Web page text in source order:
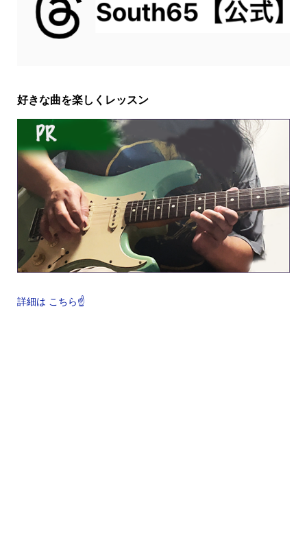
好きな曲を楽しくレッスン
詳細は こちら☝️